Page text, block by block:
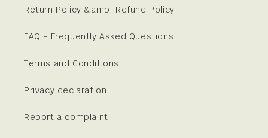
Return Policy &amp; Refund Policy
FAQ - Frequently Asked Questions
Terms and Conditions
Privacy declaration
Report a complaint